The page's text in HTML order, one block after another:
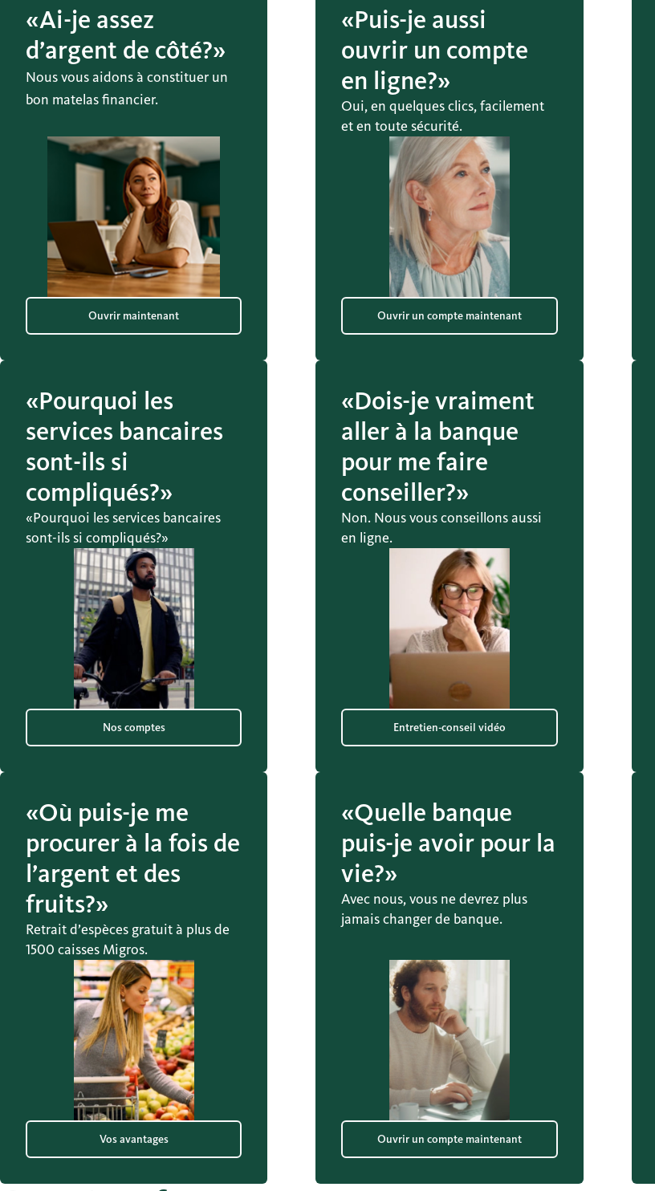
«Ai-je assez
d’argent de côté?»
Nous vous aidons à constituer un
bon matelas financier.
Ouvrir maintenant
«Puis-je aussi
ouvrir un compte
en ligne?»
Oui, en quelques clics, facilement
et en toute sécurité.
Ouvrir un compte maintenant
«Pourquoi les
services bancaires
sont-ils si
compliqués?»
«Pourquoi les services bancaires
sont-ils si compliqués?»
Nos comptes
«Dois-je vraiment
aller à la banque
pour me faire
conseiller?»
Non. Nous vous conseillons aussi
en ligne.
Entretien-conseil vidéo
«Où puis-je me
procurer à la fois de
l’argent et des
fruits?»
Retrait d’espèces gratuit à plus de
1500 caisses Migros.
Vos avantages
«Quelle banque
puis-je avoir pour la
vie?»
Avec nous, vous ne devrez plus
jamais changer de banque.
Ouvrir un compte maintenant